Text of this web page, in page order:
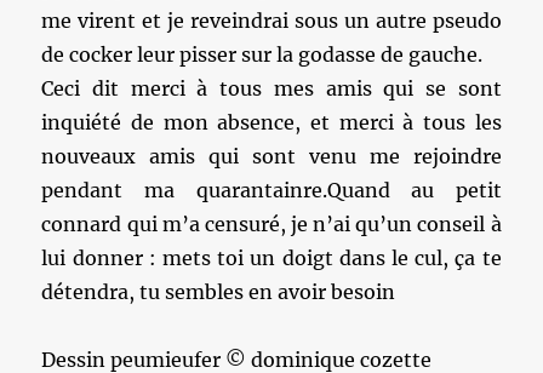
me virent et je reveindrai sous un autre pseudo
de cocker leur pisser sur la godasse de gauche.
Ceci dit merci à tous mes amis qui se sont
inquiété de mon absence, et merci à tous les
nouveaux amis qui sont venu me rejoindre
pendant ma quarantainre.Quand au petit
connard qui m’a censuré, je n’ai qu’un conseil à
lui donner : mets toi un doigt dans le cul, ça te
détendra, tu sembles en avoir besoin
Dessin peumieufer © dominique cozette